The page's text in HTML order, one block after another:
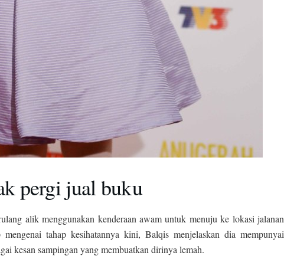
pergi jual buku
alik menggunakan kenderaan awam untuk menuju ke lokasi jalanan
tahap kesihatannya kini, Balqis menjelaskan dia mempunyai
kesan sampingan yang membuatkan dirinya lemah.